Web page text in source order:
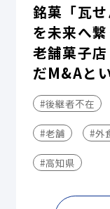
銘菓「瓦
を未来へ繋
老舗菓子
だM&Aと
#後継者不在
#老舗 #外
#高知県